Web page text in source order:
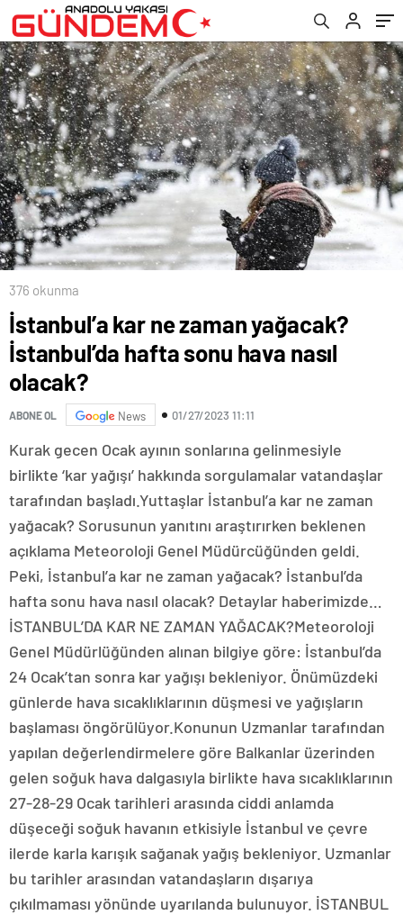
376 okunma
İstanbul’a kar ne zaman yağacak?
İstanbul’da hafta sonu hava nasıl
olacak?
ABONE OL News 01/27/2023 11:11
Kurak gecen Ocak ayının sonlarına gelinmesiyle
birlikte ‘kar yağışı’ hakkında sorgulamalar vatandaşlar
tarafından başladı.Yuttaşlar İstanbul’a kar ne zaman
yağacak? Sorusunun yanıtını araştırırken beklenen
açıklama Meteoroloji Genel Müdürcüğünden geldi.
Peki, İstanbul’a kar ne zaman yağacak? İstanbul’da
hafta sonu hava nasıl olacak? Detaylar haberimizde…
İSTANBUL’DA KAR NE ZAMAN YAĞACAK?Meteoroloji
Genel Müdürlüğünden alınan bilgiye göre: İstanbul’da
24 Ocak’tan sonra kar yağışı bekleniyor. Önümüzdeki
günlerde hava sıcaklıklarının düşmesi ve yağışların
başlaması öngörülüyor.Konunun Uzmanlar tarafından
yapılan değerlendirmelere göre Balkanlar üzerinden
gelen soğuk hava dalgasıyla birlikte hava sıcaklıklarının
27-28-29 Ocak tarihleri arasında ciddi anlamda
düşeceği soğuk havanın etkisiyle İstanbul ve çevre
ilerde karla karışık sağanak yağış bekleniyor. Uzmanlar
bu tarihler arasından vatandaşların dışarıya
çıkılmaması yönünde uyarılanda bulunuyor. İSTANBUL